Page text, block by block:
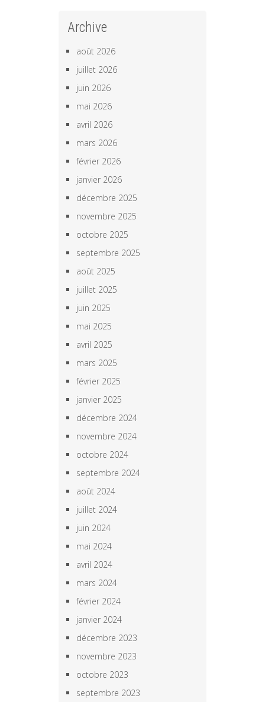
Archive
août 2026
juillet 2026
juin 2026
mai 2026
avril 2026
mars 2026
février 2026
janvier 2026
décembre 2025
novembre 2025
octobre 2025
septembre 2025
août 2025
juillet 2025
juin 2025
mai 2025
avril 2025
mars 2025
février 2025
janvier 2025
décembre 2024
novembre 2024
octobre 2024
septembre 2024
août 2024
juillet 2024
juin 2024
mai 2024
avril 2024
mars 2024
février 2024
janvier 2024
décembre 2023
novembre 2023
octobre 2023
septembre 2023